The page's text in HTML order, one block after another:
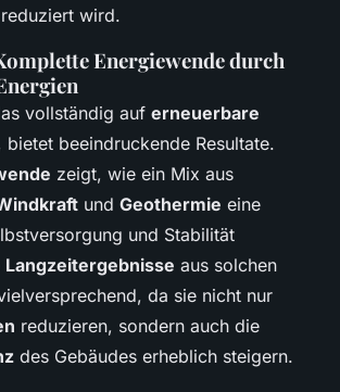
wird.
Energiewende durch
vollständig auf erneuerbare
bietet beeindruckende Resultate.
zeigt, wie ein Mix aus
und Geothermie eine
und Stabilität
Langzeitergebnisse aus solchen
da sie nicht nur
reduzieren, sondern auch die
des Gebäudes erheblich steigern.